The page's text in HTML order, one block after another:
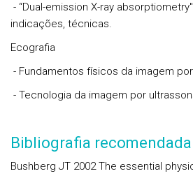
- “Dual-emission X-ray
indicações, técnicas.
Ecografia
- Fundamentos físicos da imagem
- Tecnologia da imagem por
Bibliografia recomendada
Bushberg JT 2002 The essential